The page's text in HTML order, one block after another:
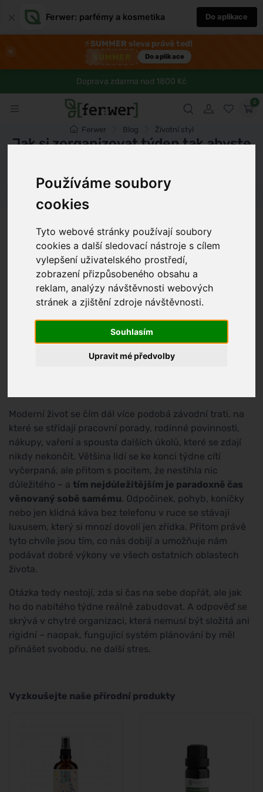
Používáme soubory
cookies
Tyto webové stránky používají soubory
cookies a další sledovací nástroje s cílem
vylepšení uživatelského prostředí,
zobrazení přizpůsobeného obsahu a
reklam, analýzy návštěvnosti webových
stránek a zjištění zdroje návštěvnosti.
Souhlasím
Upravit mé předvolby
Ferwer: parfémy a kosmetika Do aplikace
×
⚡SUMMER sleva právě teď!
Do aplikace
Doprava zdarma nad 1800 Kč
0
Ferwer Blog Životní styl
Jak si zorganizovat týden tak abyste
Pánské parfémy
Moderní život se čím dál více podobá závodní trati, na
které se střídají pracovní porady, rodinné povinnosti,
nákupy, vaření a spousta dalších úkolů, které se zdají
nikdy nekončit. Většina lidí se ke konci týdne cítí
vyčerpaná, ale přitom s pocitem, že nestihla nic
důležitého – a tím nejdůležitějším je paradoxně čas
věnovaný sobě samému. Odpočinek, pohyb, koníčky
nebo jen klidná káva bez telefonu v ruce se stávají
luxusem, který si mnozí dovolí jen zřídka. Přitom právě
tyto chvíle jsou tím, co nás dobíjí a umožňuje nám
podávat dobré výkony ve všech ostatních oblastech
života.
Otázka tedy nestojí, zda si čas na sebe dopřát, ale jak
ho do nabitého týdne reálně zabudovat. A odpověď se
skrývá v chytré organizaci, která nemusí být složitá ani
rigidní – naopak, fungující systém plánování by měl
přinášet svobodu, ne další stres.
Vyzkoušejte naše přírodní produkty